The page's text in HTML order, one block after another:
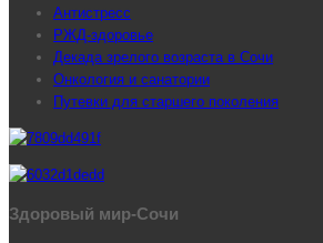
Антистресс
РЖД-здоровье
Декада зрелого возраста в Сочи
Онкология и санатории
Путевки для старшего поколения
Здоровый мир-Сочи